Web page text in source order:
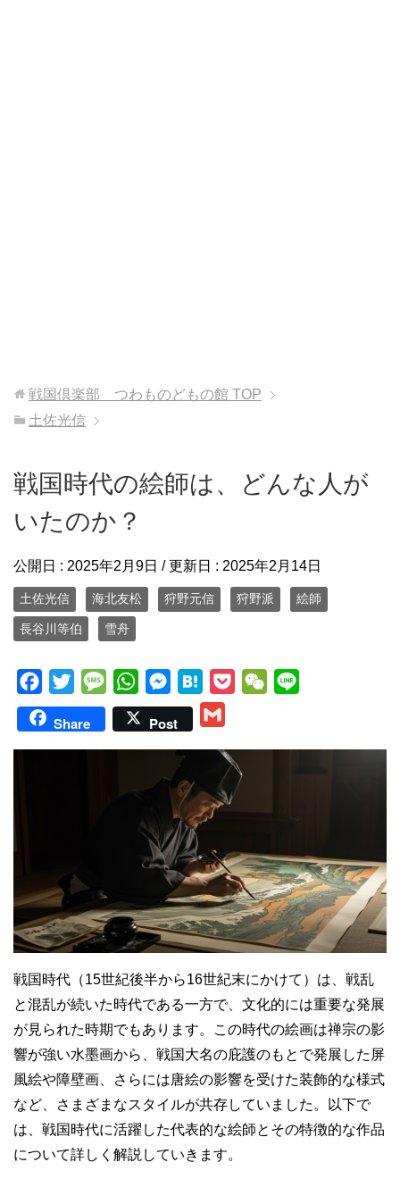
戦国倶楽部 つわものどもの館 TOP
土佐光信
戦国時代の絵師は、どんな人が
いたのか？
公開日 : 2025年2月9日 / 更新日 : 2025年2月14日
土佐光信 海北友松 狩野元信 狩野派 絵師
長谷川等伯 雪舟
a
c
w
i
M
e
s
W
h
a
p
p
e
s
e
n
g
e
r
a
t
a
e
W
Share Post
a
i
戦国時代（15世紀後半から16世紀末にかけて）は、戦乱
と混乱が続いた時代である一方で、文化的には重要な発展
が見られた時期でもあります。この時代の絵画は禅宗の影
響が強い水墨画から、戦国大名の庇護のもとで発展した屏
風絵や障壁画、さらには唐絵の影響を受けた装飾的な様式
など、さまざまなスタイルが共存していました。以下で
は、戦国時代に活躍した代表的な絵師とその特徴的な作品
について詳しく解説していきます。